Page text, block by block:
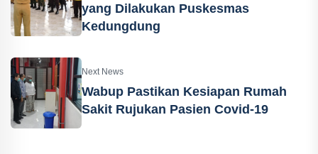
yang Dilakukan Puskesmas
Kedungdung
Next News
Wabup Pastikan Kesiapan Rumah
Sakit Rujukan Pasien Covid-19